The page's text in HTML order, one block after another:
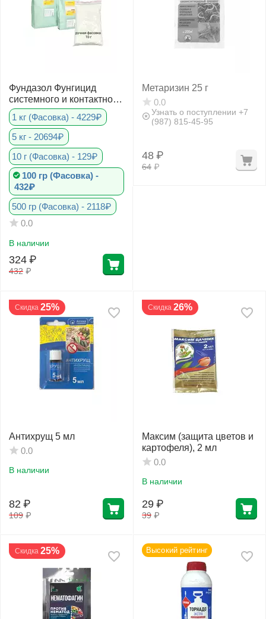
Фундазол Фунгицид
системного и контактного
действия
1 кг (Фасовка) - 4229₽
5 кг - 20694₽
10 г (Фасовка) - 129₽
100 гр (Фасовка) -
432₽
500 гр (Фасовка) - 2118₽
0.0
В наличии
432 ₽
324 ₽
Метаризин 25 г
0.0
Узнать о поступлении +7
(987) 815-45-95
64 ₽
48 ₽
Скидка 25%
Антихрущ 5 мл
0.0
В наличии
109 ₽
82 ₽
Скидка 26%
Максим (защита цветов и
картофеля), 2 мл
0.0
В наличии
39 ₽
29 ₽
Скидка 25% Высокий рейтинг